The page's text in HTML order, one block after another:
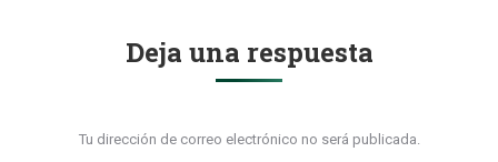
Deja una respuesta
Tu dirección de correo electrónico no será publicada.